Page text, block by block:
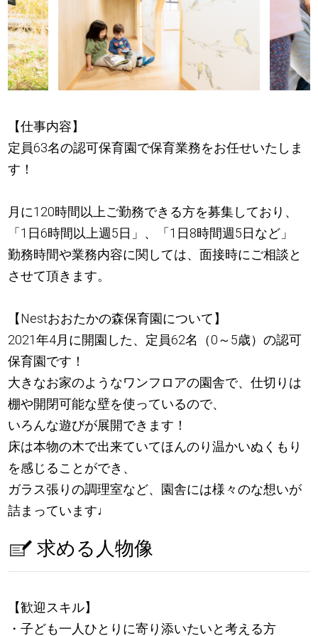
【仕事内容】
定員63名の認可保育園で保育業務をお任せいたしま
す！
月に120時間以上ご勤務できる方を募集しており、
「1日6時間以上週5日」、「1日8時間週5日など」
勤務時間や業務内容に関しては、面接時にご相談と
させて頂きます。
【Nestおおたかの森保育園について】
2021年4月に開園した、定員62名（0～5歳）の認可
保育園です！
大きなお家のようなワンフロアの園舎で、仕切りは
棚や開閉可能な壁を使っているので、
いろんな遊びが展開できます！
床は本物の木で出来ていてほんのり温かいぬくもり
を感じることができ、
ガラス張りの調理室など、園舎には様々のな想いが
詰まっています♩
求める人物像
【歓迎スキル】
・子ども一人ひとりに寄り添いたいと考える方